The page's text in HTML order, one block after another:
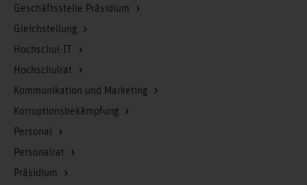
Geschäftsstelle Präsidium
Gleichstellung
Hochschul-IT
Hochschulrat
Kommunikation und Marketing
Korruptionsbekämpfung
Personal
Personalrat
Präsidium